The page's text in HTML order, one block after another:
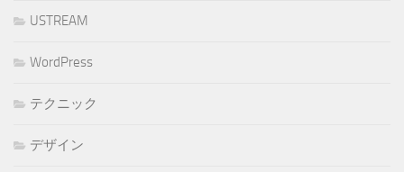
USTREAM
WordPress
テクニック
デザイン